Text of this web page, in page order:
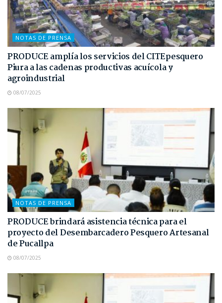
NOTAS DE PRENSA
PRODUCE amplía los servicios del CITEpesquero
Piura a las cadenas productivas acuícola y
agroindustrial
08/07/2025
NOTAS DE PRENSA
PRODUCE brindará asistencia técnica para el
proyecto del Desembarcadero Pesquero Artesanal
de Pucallpa
08/07/2025